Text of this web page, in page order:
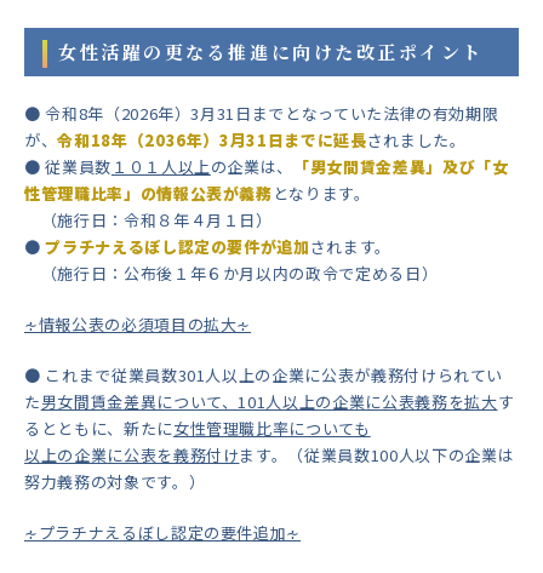
女性活躍の更なる推進に向けた改正ポイント
● 令和8年（2026年）3月31日までとなっていた法律の有効期限
が、令和18年（2036年）3月31日までに延長されました。
● 従業員数 １０１人以上の企業は、
「男女間賃金差異」及び「女
性管理職比率」の情報公表が義務 となります。
（施行日：令和８年４月１日）
●プラチナえるぼし認定の要件が追加されます。
（施行日：公布後１年６か月以内の政令で定める日）
∻情報公表の必須項目の拡大∻
● これまで従業員数301人以上の企業に公表が義務付けられてい
た男女間賃金差異について、101人以上の企業に公表義務を拡大す
るとともに、新たに女性管理職比率についても
以上の企業に公表を義務付けます。（従業員数100人以下の企業は
努力義務の対象です。）
∻プラチナえるぼし認定の要件追加∻